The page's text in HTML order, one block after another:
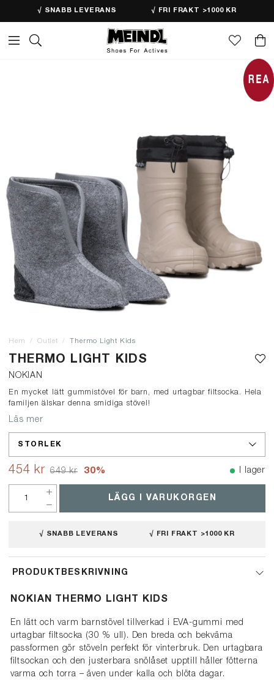
√ SNABB LEVERANS √ FRI FRAKT >1000 KR
Hem Outlet Thermo Light Kids
THERMO LIGHT KIDS
NOKIAN
En mycket lätt gummistövel för barn, med urtagbar filtsocka. Hela
familjen älskar denna smidiga stövel!
Läs mer
STORLEK
454 kr 649 kr 30% I lager
LÄGG I VARUKORGEN
√ SNABB LEVERANS √ FRI FRAKT >1000 KR
PRODUKTBESKRIVNING
NOKIAN THERMO LIGHT KIDS
En lätt och varm barnstövel tillverkad i EVA-gummi med
urtagbar filtsocka (30 % ull). Den breda och bekväma
passformen gör stöveln perfekt för vinterbruk. Den urtagbara
filtsockan och den justerbara snölåset upptill håller fötterna
varma och torra – även under kalla och blöta dagar.